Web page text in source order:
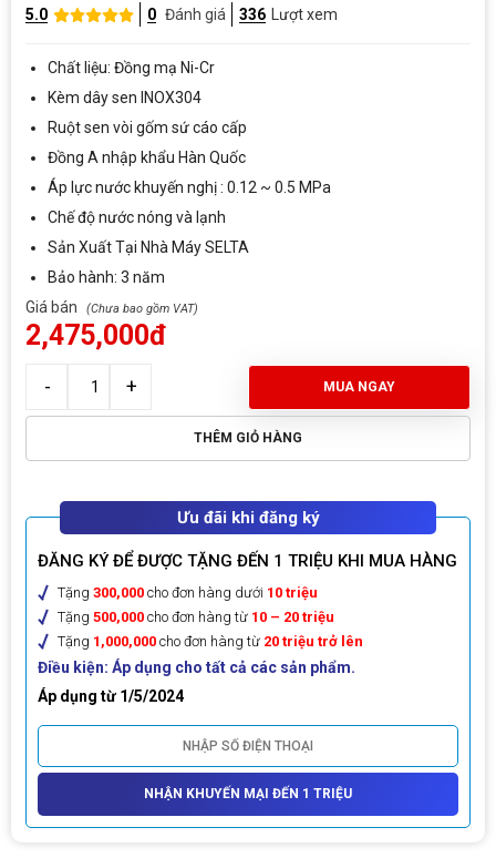
5.0 0 Đánh giá 336 Lượt xem
Chất liệu: Đồng mạ Ni-Cr
Kèm dây sen INOX304
Ruột sen vòi gốm sứ cáo cấp
Đồng A nhập khẩu Hàn Quốc
Áp lực nước khuyến nghị : 0.12 ~ 0.5 MPa
Chế độ nước nóng và lạnh
Sản Xuất Tại Nhà Máy SELTA
Bảo hành: 3 năm
Giá bán
2,475,000đ
MUA NGAY
THÊM GIỎ HÀNG
Ưu đãi khi đăng ký
ĐĂNG KÝ ĐỂ ĐƯỢC TẶNG ĐẾN 1 TRIỆU KHI MUA HÀNG
Tặng 300,000 cho đơn hàng dưới 10 triệu
Tặng 500,000 cho đơn hàng từ 10 – 20 triệu
Tặng 1,000,000 cho đơn hàng từ 20 triệu trở lên
Điều kiện: Áp dụng cho tất cả các sản phẩm.
Áp dụng từ 1/5/2024
NHẬN KHUYẾN MẠI ĐẾN 1 TRIỆU